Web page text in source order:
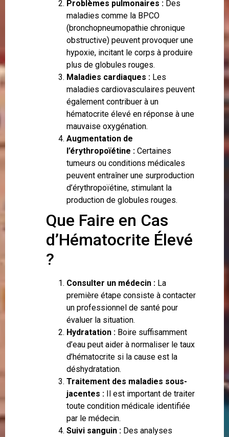
Problèmes pulmonaires : Des
maladies comme la BPCO
(bronchopneumopathie chronique
obstructive) peuvent provoquer une
hypoxie, incitant le corps à produire
plus de globules rouges.
Maladies cardiaques : Les
maladies cardiovasculaires peuvent
également contribuer à un
hématocrite élevé en réponse à une
mauvaise oxygénation.
Augmentation de
l’érythropoïétine : Certaines
tumeurs ou conditions médicales
peuvent entraîner une surproduction
d’érythropoïétine, stimulant la
production de globules rouges.
Que Faire en Cas
d’Hématocrite Élevé
?
Consulter un médecin : La
première étape consiste à contacter
un professionnel de santé pour
évaluer la situation.
Hydratation : Boire suffisamment
d’eau peut aider à normaliser le taux
d’hématocrite si la cause est la
déshydratation.
Traitement des maladies sous-
jacentes : Il est important de traiter
toute condition médicale identifiée
par le médecin.
Suivi sanguin : Des analyses